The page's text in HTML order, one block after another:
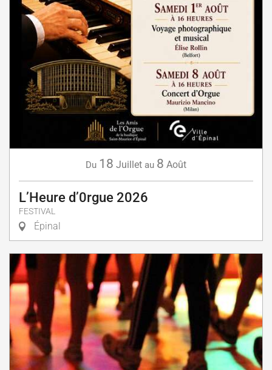
Du 18 Juillet au 8 Août
L’Heure d’0rgue 2026
FESTIVAL
Épinal